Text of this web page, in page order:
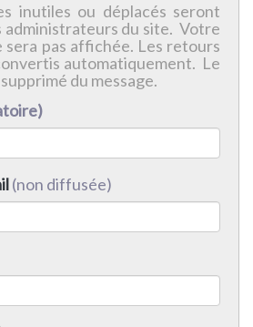
inutiles ou déplacés seront
administrateurs du site. Votre
sera pas affichée. Les retours
automatiquement. Le
du message.
(non diffusée)